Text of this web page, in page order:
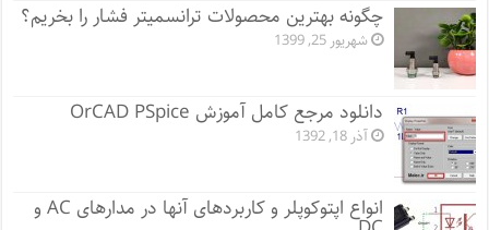
چگونه بهترین محصولات ترانسمیتر فشار را بخریم؟
شهریور 25, 1399
دانلود مرجع کامل آموزش OrCAD PSpice
آذر 18, 1392
انواع اپتوکوپلر و کاربردهای آنها در مدارهای AC و